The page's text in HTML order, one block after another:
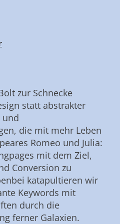
zur Schnecke
statt abstrakter
und
die mit mehr Leben
Romeo und Julia:
mit dem Ziel,
Conversion zu
katapultieren wir
Keywords mit
durch die
ferner Galaxien.